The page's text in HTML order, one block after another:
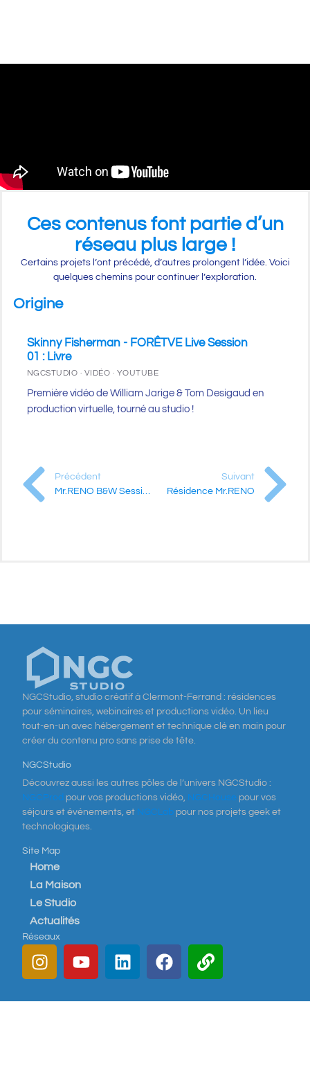
Ces contenus font partie d’un
réseau plus large !
Certains projets l’ont précédé, d’autres prolongent l’idée. Voici
quelques chemins pour continuer l’exploration.
Origine
Skinny Fisherman - FORÊTVE Live Session
01 : Livre
NGCSTUDIO · VIDÉO · YOUTUBE
Première vidéo de William Jarige & Tom Desigaud en
production virtuelle, tourné au studio !
Précédent
Suivant
Résidence Mr.RENO
NGCStudio, studio créatif à Clermont-Ferrand : résidences
pour séminaires, webinaires et productions vidéo. Un lieu
tout-en-un avec hébergement et technique clé en main pour
créer du contenu pro sans prise de tête.
NGCStudio
Découvrez aussi les autres pôles de l’univers NGCStudio :
NGCProd pour vos productions vidéo, NGCHouse pour vos
séjours et événements, et NGCLab pour nos projets geek et
technologiques.
Site Map
Home
La Maison
Le Studio
Actualités
Réseaux